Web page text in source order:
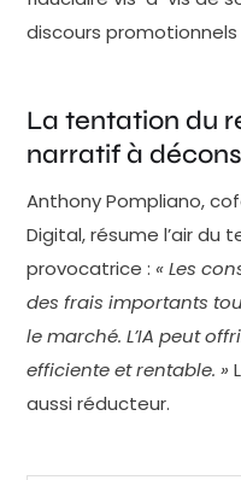
discours
La tentation du
narratif à
Anthony Pompliano,
Digital, résume l’air du
provocatrice : « Les
des frais importants
le marché. L’IA peut
efficiente et rentable. »
aussi réducteur.